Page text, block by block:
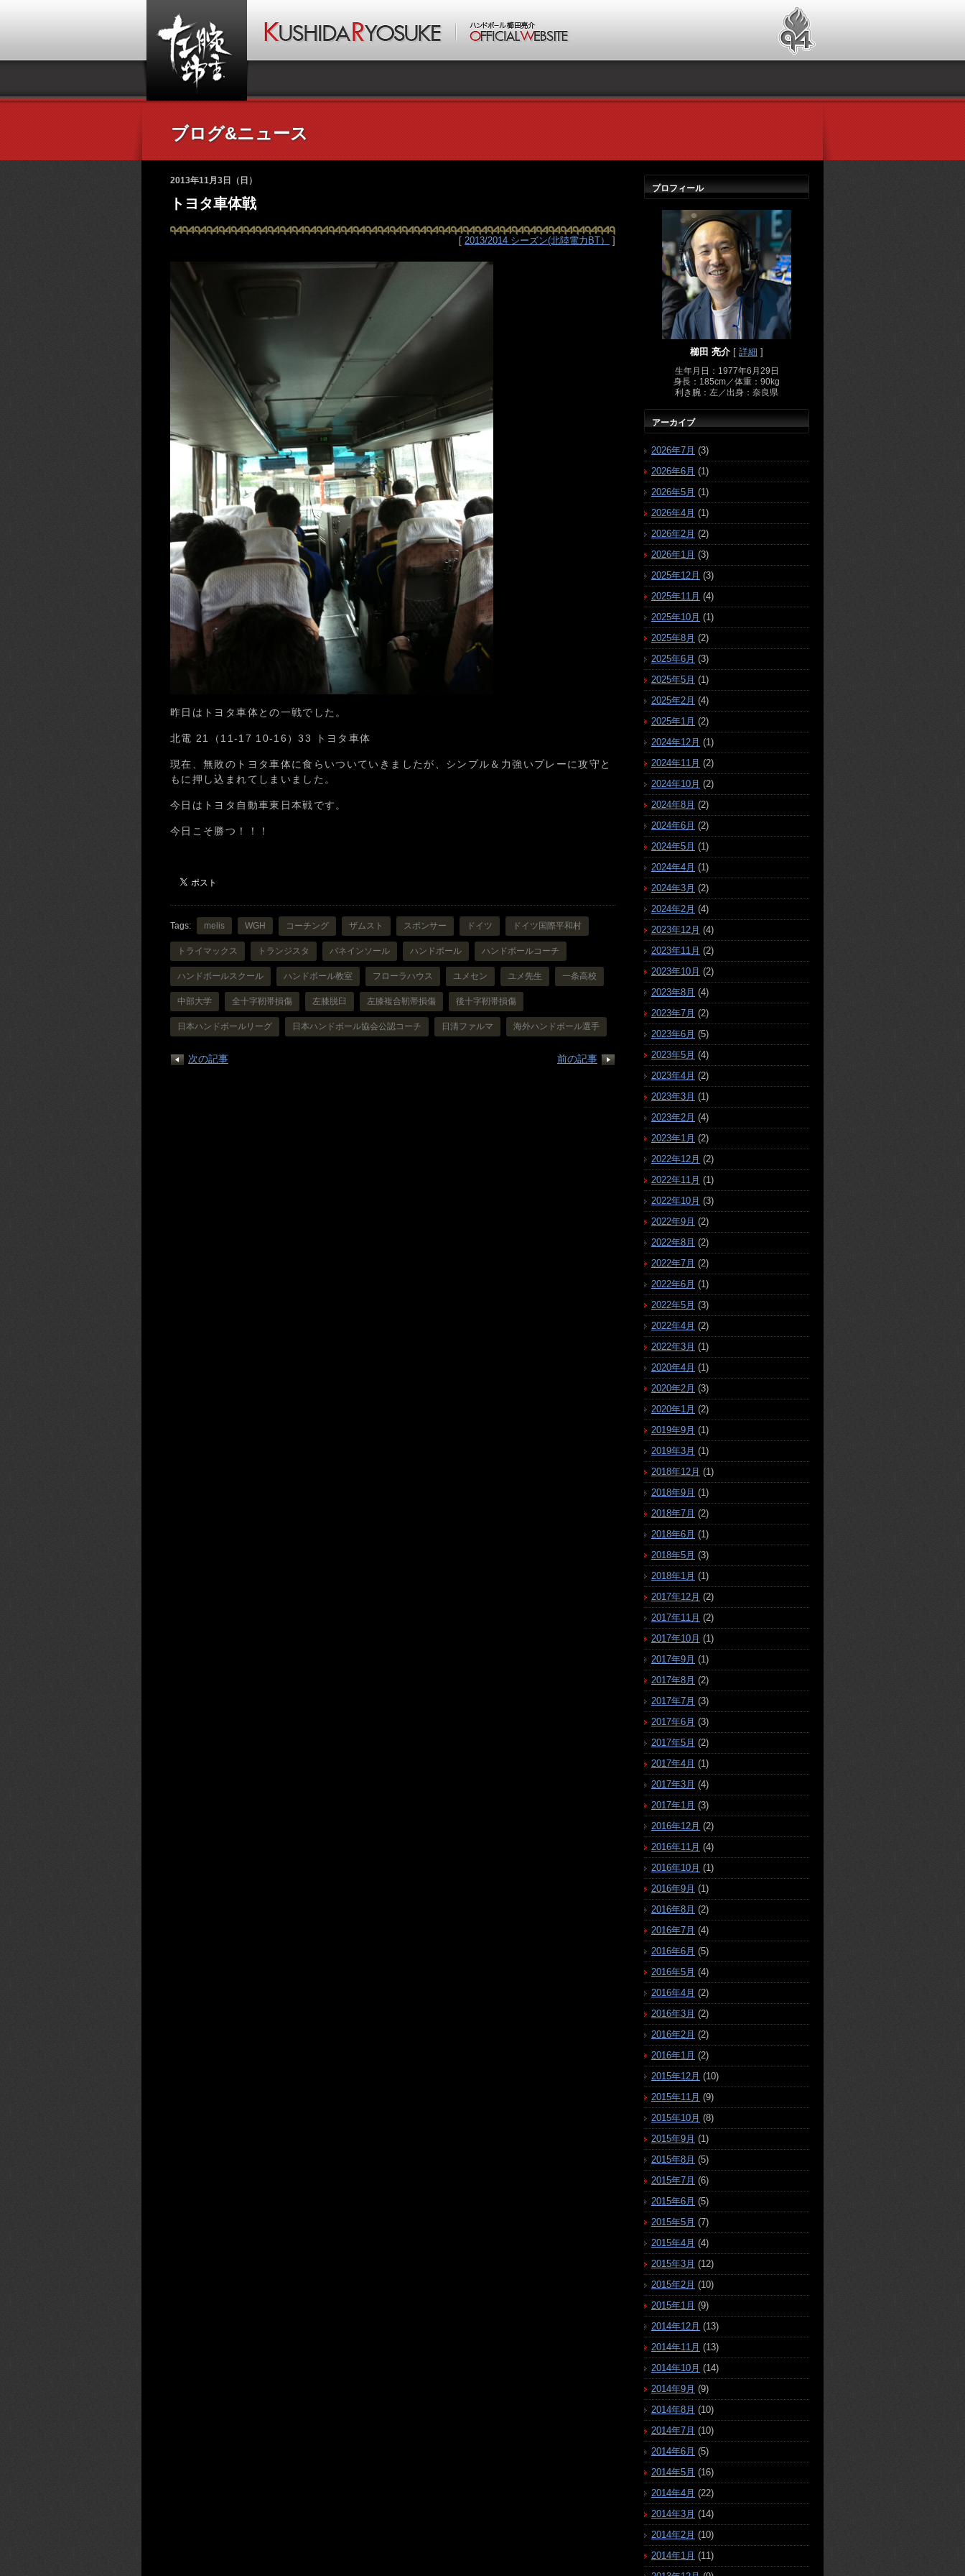
ブログ&ニュース
2013年11月3日（日）
トヨタ車体戦
[ 2013/2014 シーズン(北陸電力BT） ]
昨日はトヨタ車体との一戦でした。
北電 21（11-17 10-16）33 トヨタ車体
現在、無敗のトヨタ車体に食らいついていきましたが、シンプル＆力強いプレーに攻守と
もに押し込まれてしまいました。
今日はトヨタ自動車東日本戦です。
今日こそ勝つ！！！
Tags: melis WGH コーチング ザムスト スポンサー ドイツ ドイツ国際平和村
トライマックス トランジスタ バネインソール ハンドボール ハンドボールコーチ
ハンドボールスクール ハンドボール教室 フローラハウス ユメセン ユメ先生 一条高校
中部大学 全十字靭帯損傷 左膝脱臼 左膝複合靭帯損傷 後十字靭帯損傷
日本ハンドボールリーグ 日本ハンドボール協会公認コーチ 日清ファルマ 海外ハンドボール選手
前の記事
次の記事
プロフィール
櫛田 亮介 [ 詳細 ]
生年月日：1977年6月29日
身長：185cm／体重：90kg
利き腕：左／出身：奈良県
アーカイブ
2026年7月 (3)
2026年6月 (1)
2026年5月 (1)
2026年4月 (1)
2026年2月 (2)
2026年1月 (3)
2025年12月 (3)
2025年11月 (4)
2025年10月 (1)
2025年8月 (2)
2025年6月 (3)
2025年5月 (1)
2025年2月 (4)
2025年1月 (2)
2024年12月 (1)
2024年11月 (2)
2024年10月 (2)
2024年8月 (2)
2024年6月 (2)
2024年5月 (1)
2024年4月 (1)
2024年3月 (2)
2024年2月 (4)
2023年12月 (4)
2023年11月 (2)
2023年10月 (2)
2023年8月 (4)
2023年7月 (2)
2023年6月 (5)
2023年5月 (4)
2023年4月 (2)
2023年3月 (1)
2023年2月 (4)
2023年1月 (2)
2022年12月 (2)
2022年11月 (1)
2022年10月 (3)
2022年9月 (2)
2022年8月 (2)
2022年7月 (2)
2022年6月 (1)
2022年5月 (3)
2022年4月 (2)
2022年3月 (1)
2020年4月 (1)
2020年2月 (3)
2020年1月 (2)
2019年9月 (1)
2019年3月 (1)
2018年12月 (1)
2018年9月 (1)
2018年7月 (2)
2018年6月 (1)
2018年5月 (3)
2018年1月 (1)
2017年12月 (2)
2017年11月 (2)
2017年10月 (1)
2017年9月 (1)
2017年8月 (2)
2017年7月 (3)
2017年6月 (3)
2017年5月 (2)
2017年4月 (1)
2017年3月 (4)
2017年1月 (3)
2016年12月 (2)
2016年11月 (4)
2016年10月 (1)
2016年9月 (1)
2016年8月 (2)
2016年7月 (4)
2016年6月 (5)
2016年5月 (4)
2016年4月 (2)
2016年3月 (2)
2016年2月 (2)
2016年1月 (2)
2015年12月 (10)
2015年11月 (9)
2015年10月 (8)
2015年9月 (1)
2015年8月 (5)
2015年7月 (6)
2015年6月 (5)
2015年5月 (7)
2015年4月 (4)
2015年3月 (12)
2015年2月 (10)
2015年1月 (9)
2014年12月 (13)
2014年11月 (13)
2014年10月 (14)
2014年9月 (9)
2014年8月 (10)
2014年7月 (10)
2014年6月 (5)
2014年5月 (16)
2014年4月 (22)
2014年3月 (14)
2014年2月 (10)
2014年1月 (11)